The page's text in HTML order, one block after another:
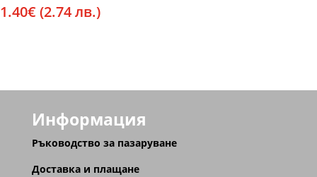
1.40€ (2.74 лв.)
Информация
Ръководство за пазаруване
Доставка и плащане